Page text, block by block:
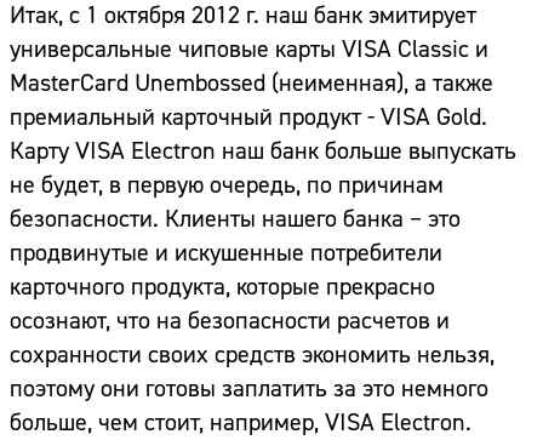
Итак, с 1 октября 2012 г. наш банк эмитирует
универсальные чиповые карты VISA Classic и
MasterCard Unembossed (неименная), а также
премиальный карточный продукт - VISA Gold.
Карту VISA Electron наш банк больше выпускать
не будет, в первую очередь, по причинам
безопасности. Клиенты нашего банка – это
продвинутые и искушенные потребители
карточного продукта, которые прекрасно
осознают, что на безопасности расчетов и
сохранности своих средств экономить нельзя,
поэтому они готовы заплатить за это немного
больше, чем стоит, например, VISA Electron.